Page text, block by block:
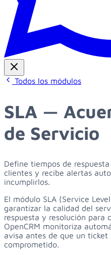
Todos los módulos
SLA —
de Servicio
Define tiempos de
clientes y recibe alertas
incumplirlos.
El módulo SLA (Service
garantizar la calidad del
respuesta y resolución para
OpenCRM monitoriza
avisa antes de que un ticket
comprometido.